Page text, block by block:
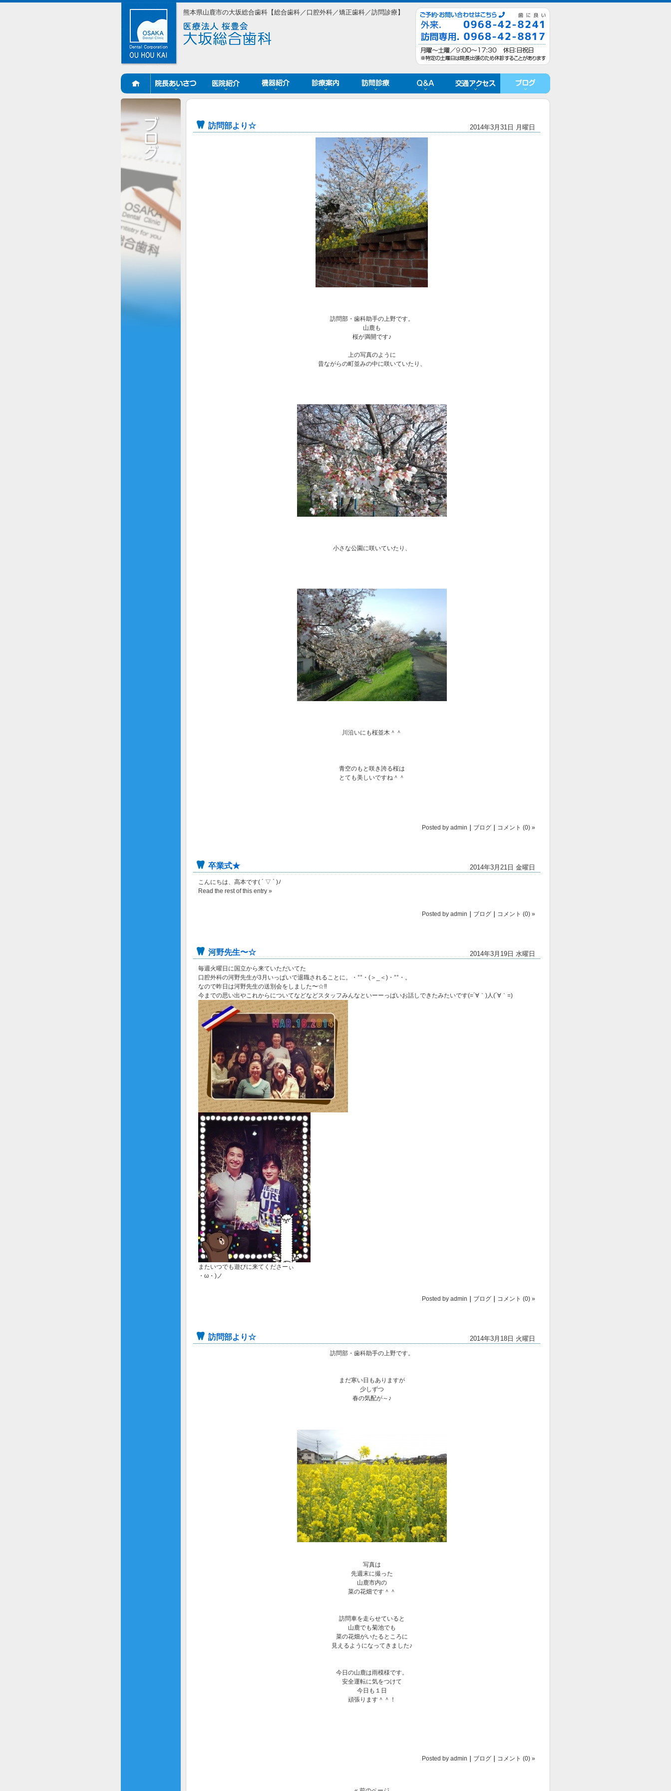
熊本県山鹿市の大坂総合歯科【総合歯科／口腔外科／矯正歯科／訪問診療】
訪問部より☆ 2014年3月31日 月曜日
訪問部・歯科助手の上野です。
山鹿も
桜が満開です♪
上の写真のように
昔ながらの町並みの中に咲いていたり、
小さな公園に咲いていたり、
川沿いにも桜並木＾＾
青空のもと咲き誇る桜は
とても美しいですね＾＾
Posted by admin ブログ コメント (0) »
卒業式★ 2014年3月21日 金曜日
こんにちは、高本です( ´ ▽ ` )ﾉ
Read the rest of this entry »
Posted by admin ブログ コメント (0) »
河野先生〜☆ 2014年3月19日 水曜日
毎週火曜日に国立から来ていただいてた
口腔外科の河野先生が3月いっぱいで退職されることに。・°°・(＞_＜)・°°・。
なので昨日は河野先生の送別会をしました〜☆‼︎
今までの思い出やこれからについてなどなどスタッフみんなといーーっぱいお話しできたみたいです(=´∀｀)人(´∀｀=)
またいつでも遊びに来てくださーぃ
・ω・)ノ
Posted by admin ブログ コメント (0) »
訪問部より☆ 2014年3月18日 火曜日
訪問部・歯科助手の上野です。
まだ寒い日もありますが
少しずつ
春の気配が～♪
写真は
先週末に撮った
山鹿市内の
菜の花畑です＾＾
訪問車を走らせていると
山鹿でも菊池でも
菜の花畑がいたるところに
見えるようになってきました♪
今日の山鹿は雨模様です。
安全運転に気をつけて
今日も１日
頑張ります＾＾！
Posted by admin ブログ コメント (0) »